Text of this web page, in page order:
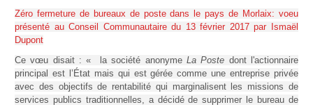
Zéro fermeture de bureaux de poste dans le pays de Morlaix: voeu
présenté au Conseil Communautaire du 13 février 2017 par Ismaël
Dupont
Ce vœu disait : « la société anonyme La Poste dont l'actionnaire
principal est l’État mais qui est gérée comme une entreprise privée
avec des objectifs de rentabilité qui marginalisent les missions de
services publics traditionnelles, a décidé de supprimer le bureau de